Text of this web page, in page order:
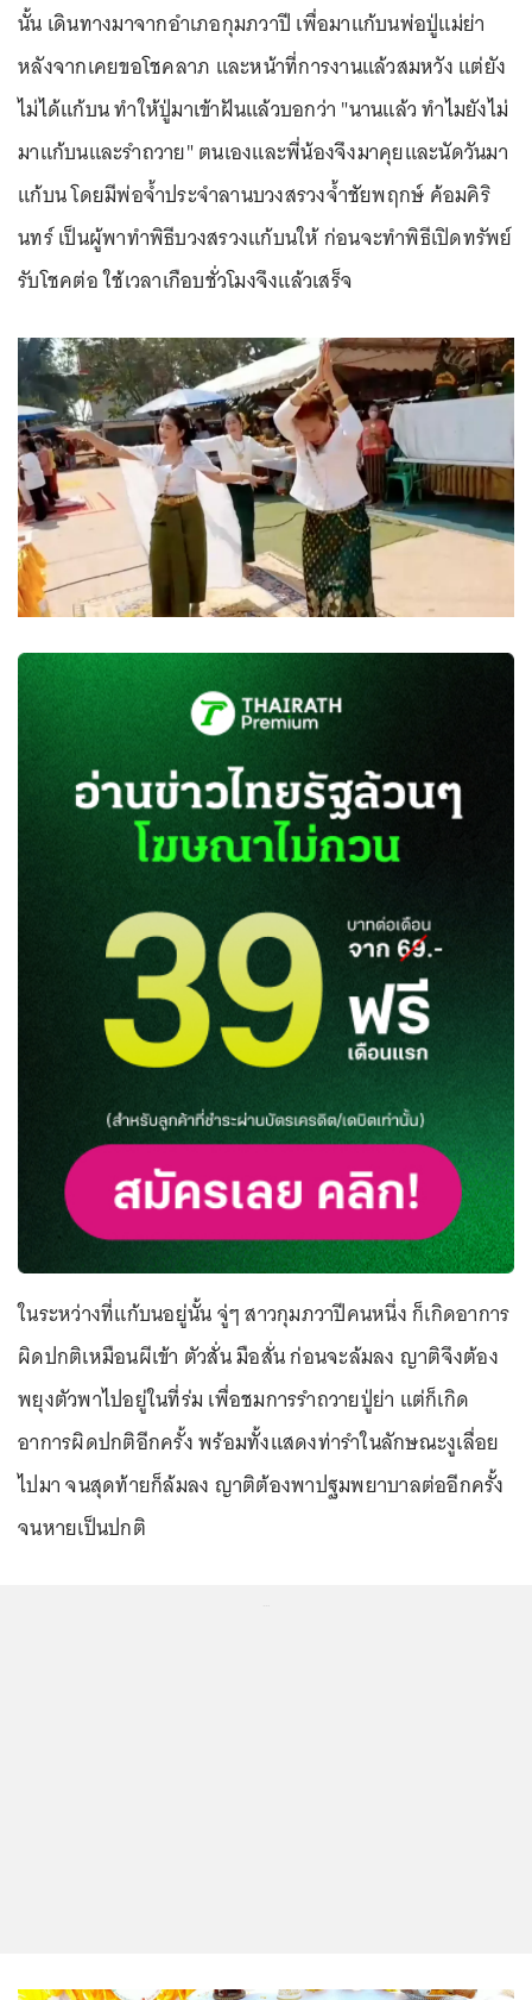
นั้น เดินทางมาจากอำเภอกุมภวาปี เพื่อมาแก้บนพ่อปู่แม่ย่า
หลังจากเคยขอโชคลาภ และหน้าที่การงานแล้วสมหวัง แต่ยัง
ไม่ได้แก้บน ทำให้ปู่มาเข้าฝันแล้วบอกว่า "นานแล้ว ทำไมยังไม่
มาแก้บนและรำถวาย" ตนเองและพี่น้องจึงมาคุยและนัดวันมา
แก้บน โดยมีพ่อจ้ำประจำลานบวงสรวงจ้ำชัยพฤกษ์ ค้อมคิริ
นทร์ เป็นผู้พาทำพิธีบวงสรวงแก้บนให้ ก่อนจะทำพิธีเปิดทรัพย์
รับโชคต่อ ใช้เวลาเกือบชั่วโมงจึงแล้วเสร็จ
ในระหว่างที่แก้บนอยู่นั้น จู่ๆ สาวกุมภวาปีคนหนึ่ง ก็เกิดอาการ
ผิดปกติเหมือนผีเข้า ตัวสั่น มือสั่น ก่อนจะล้มลง ญาติจึงต้อง
พยุงตัวพาไปอยู่ในที่ร่ม เพื่อชมการรำถวายปู่ย่า แต่ก็เกิด
อาการผิดปกติอีกครั้ง พร้อมทั้งแสดงท่ารำในลักษณะงูเลื่อย
ไปมา จนสุดท้ายก็ล้มลง ญาติต้องพาปฐมพยาบาลต่ออีกครั้ง
จนหายเป็นปกติ